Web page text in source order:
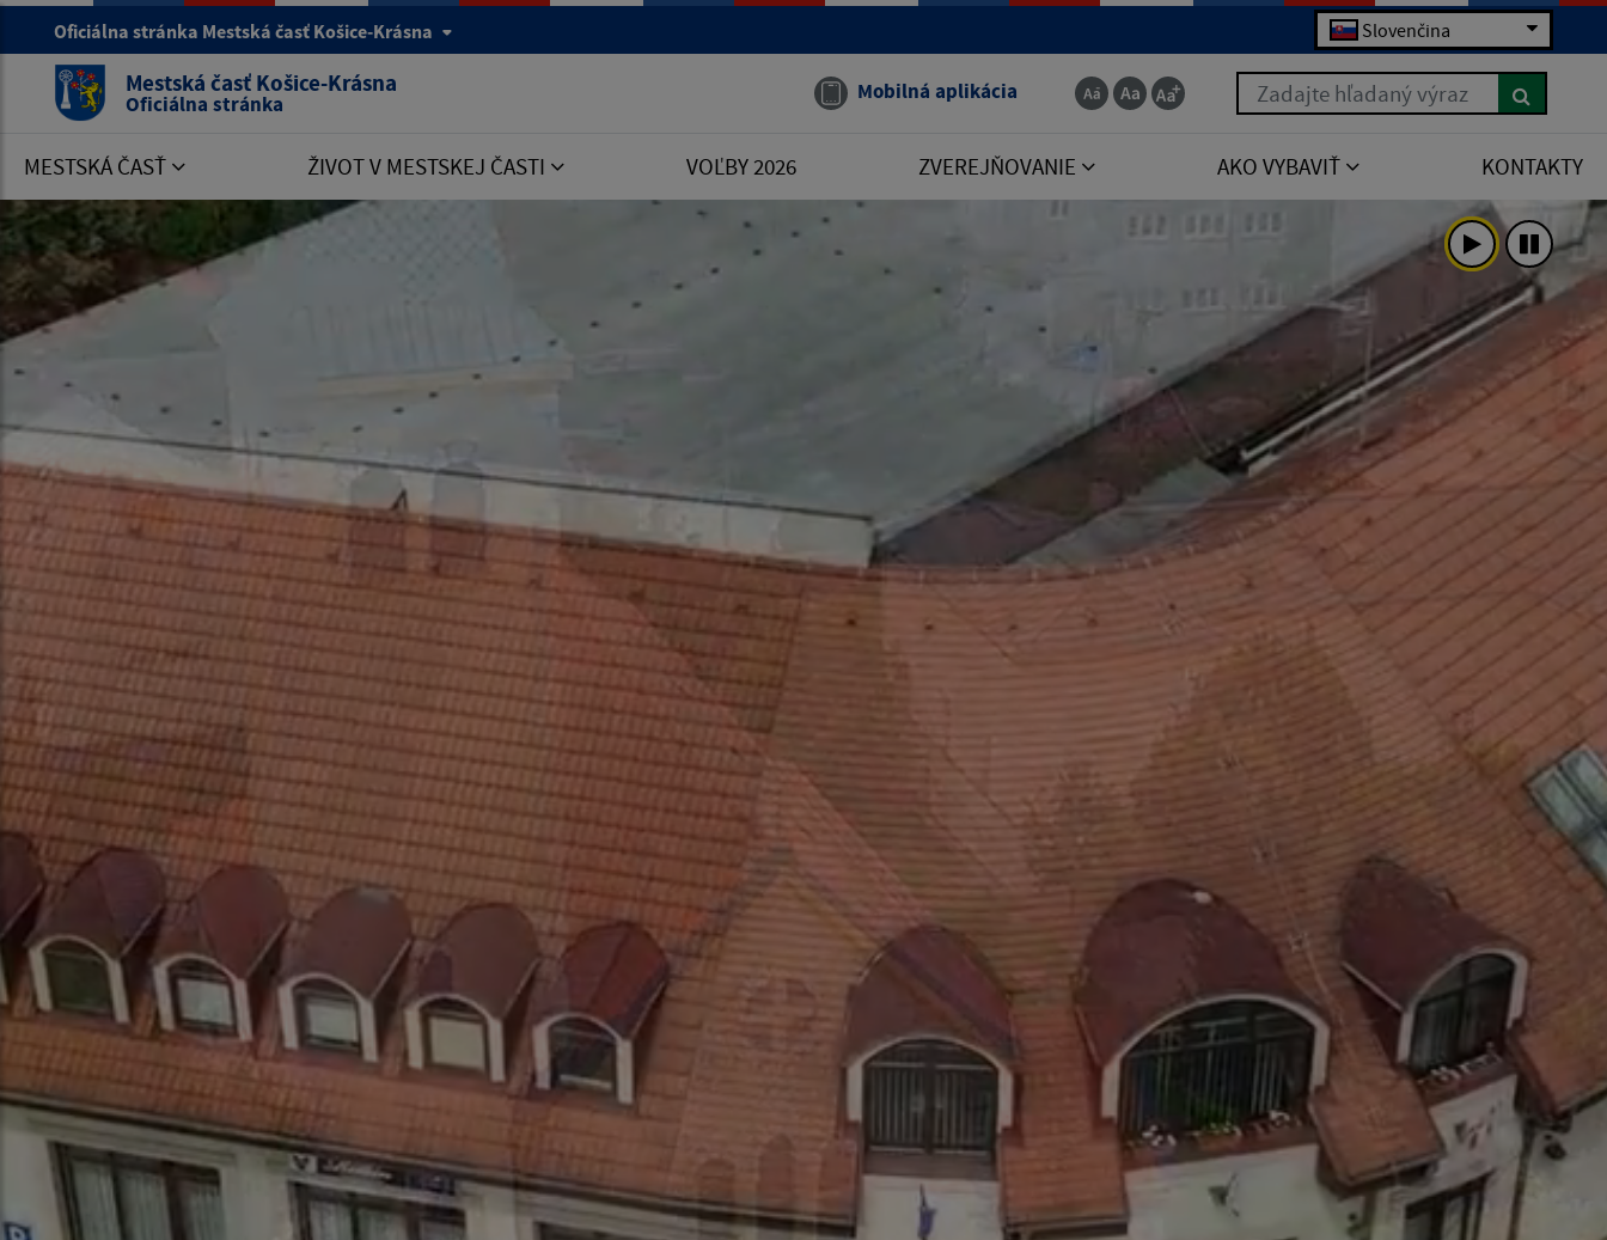
Oficiálna stránka Mestská časť Košice-Krásna Slovenčina
Mestská časť Košice-Krásna
Oficiálna stránka Mobilná aplikácia Zadajte hľadaný výraz
MESTSKÁ ČASŤ ŽIVOT V MESTSKEJ ČASTI VOĽBY 2026 ZVEREJŇOVANIE AKO VYBAVIŤ KONTAKTY